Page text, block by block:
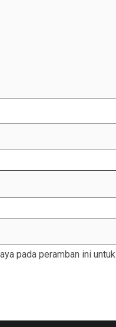
pada peramban ini